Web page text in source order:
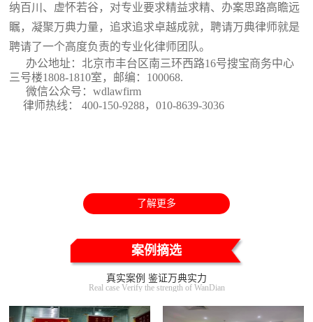
纳百川、虚怀若谷，对专业要求精益求精、办案思路高瞻远
瞩，凝聚万典力量，追求追求卓越成就，聘请万典律师就是
聘请了一个高度负责的专业化律师团队。
办公地址：北京市丰台区南三环西路16号搜宝商务中心
三号楼1808-1810室 ，邮编：100068.
微信公众号：wdlawfirm
律师热线： 400-150-9288，010-8639-3036
了解更多
案例摘选
真实案例 鉴证万典实力
Real case Verify the strength of WanDian